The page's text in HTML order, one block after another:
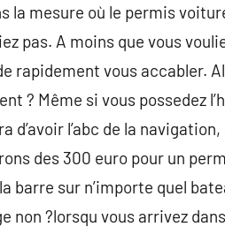
la mesure où le permis
pas. A moins que vous
rapidement vous accabler.
? Même si vous possedez
d’avoir l’abc de la
des 300 euro pour un
barre sur n’importe quel
non ?lorsqu vous arrivez